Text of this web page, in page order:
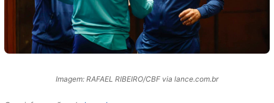
Imagem: RAFAEL RIBEIRO/CBF via lance.com.br